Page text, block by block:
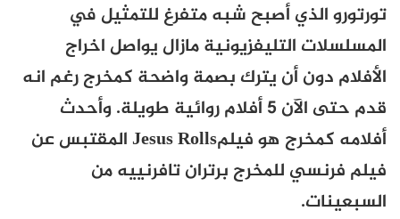
تورتورو الذي أصبح شبه متفرغ للتمثيل في
المسلسلات التليفزيونية مازال يواصل اخراج
الأفلام دون أن يترك بصمة واضحة كمخرج رغم انه
قدم حتى الآن 5 أفلام روائية طويلة. وأحدث
أفلامه كمخرج هو فيلمJesus Rolls المقتبس عن
فيلم فرنسي للمخرج برتران تافرنييه من
السبعينات.